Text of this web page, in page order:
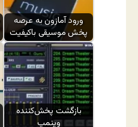
ورود آمازون به عرصه
پخش موسیقی باکیفیت
بازگشت پخش‌کننده
وینمپ